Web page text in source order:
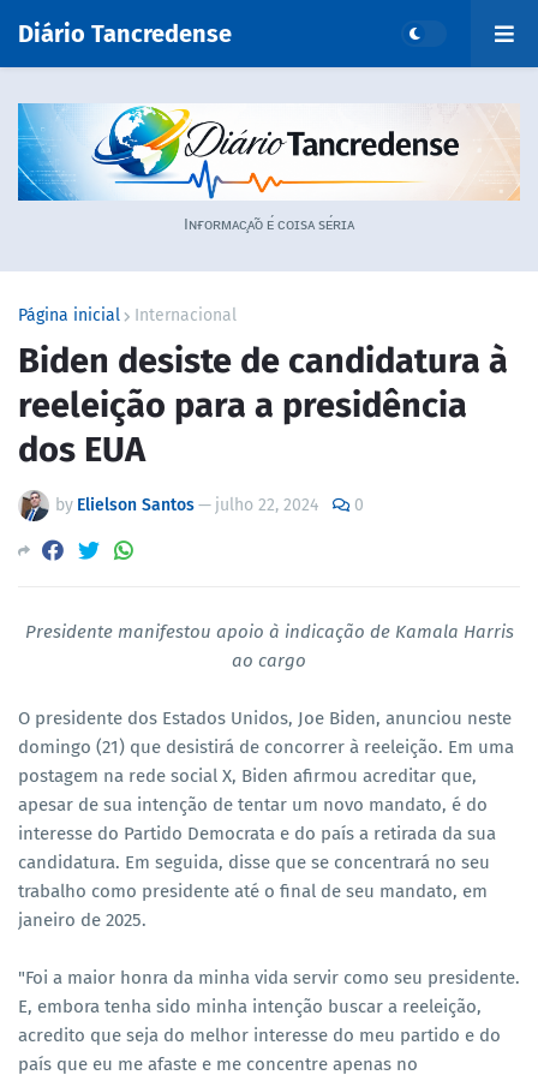
Diário Tancredense
Iɴғᴏʀᴍᴀᴄ̧ᴀ̃ᴏ ᴇ́ ᴄᴏɪsᴀ sᴇ́ʀɪᴀ
Página inicial Internacional
Biden desiste de candidatura à
reeleição para a presidência
dos EUA
by Elielson Santos— julho 22, 2024 0
Presidente manifestou apoio à indicação de Kamala Harris
ao cargo
O presidente dos Estados Unidos, Joe Biden, anunciou neste
domingo (21) que desistirá de concorrer à reeleição. Em uma
postagem na rede social X, Biden afirmou acreditar que,
apesar de sua intenção de tentar um novo mandato, é do
interesse do Partido Democrata e do país a retirada da sua
candidatura. Em seguida, disse que se concentrará no seu
trabalho como presidente até o final de seu mandato, em
janeiro de 2025.
"Foi a maior honra da minha vida servir como seu presidente.
E, embora tenha sido minha intenção buscar a reeleição,
acredito que seja do melhor interesse do meu partido e do
país que eu me afaste e me concentre apenas no